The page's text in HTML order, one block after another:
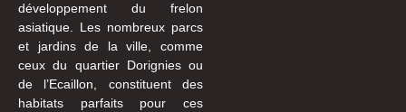
développement du frelon
asiatique. Les nombreux parcs
et jardins de la ville, comme
ceux du quartier Dorignies ou
de l’Ecaillon, constituent des
habitats parfaits pour ces